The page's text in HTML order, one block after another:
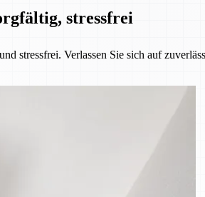
stressfrei
stressfrei. Verlassen Sie sich auf